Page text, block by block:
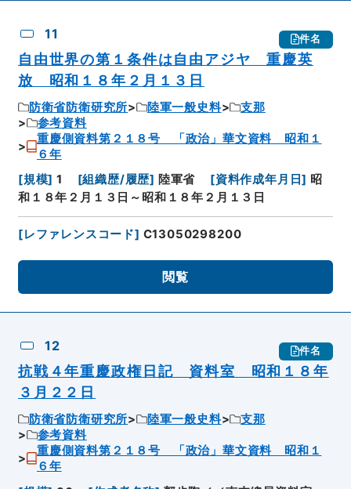
11 件名
自由世界の第１条件は自由アジヤ 重慶英
放 昭和１８年２月１３日
防衛省防衛研究所 陸軍一般史料
支那
参考資料
重慶側資料第２１８号 「政治」華文資料 昭和１
６年
[規模] 1 [組織歴/履歴] 陸軍省 [資料作成年月日] 昭
和１８年２月１３日～昭和１８年２月１３日
[レファレンスコード] C13050298200
閲覧
12 件名
抗戦４年重慶政権日記 資料室 昭和１８年
３月２２日
防衛省防衛研究所 陸軍一般史料
支那
参考資料
重慶側資料第２１８号 「政治」華文資料 昭和１
６年